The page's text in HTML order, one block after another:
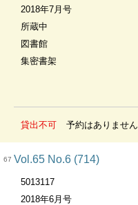
2018年7月号
所蔵中
図書館
集密書架
貸出不可 予約はありません
67 Vol.65 No.6 (714)
5013117
2018年6月号